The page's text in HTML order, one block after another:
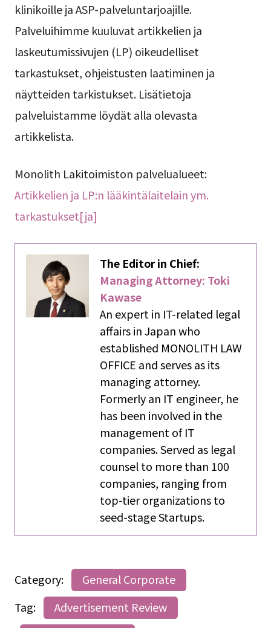
klinikoille ja ASP-palveluntarjoajille.
Palveluihimme kuuluvat artikkelien ja
laskeutumissivujen (LP) oikeudelliset
tarkastukset, ohjeistusten laatiminen ja
näytteiden tarkistukset. Lisätietoja
palveluistamme löydät alla olevasta
artikkelista.
Monolith Lakitoimiston palvelualueet:
Artikkelien ja LP:n lääkintälaitelain ym.
tarkastukset[ja]
The Editor in Chief:
Managing Attorney: Toki
Kawase
An expert in IT-related legal
affairs in Japan who
established MONOLITH LAW
OFFICE and serves as its
managing attorney.
Formerly an IT engineer, he
has been involved in the
management of IT
companies. Served as legal
counsel to more than 100
companies, ranging from
top-tier organizations to
seed-stage Startups.
Category:
General Corporate
Tag:
Advertisement Review